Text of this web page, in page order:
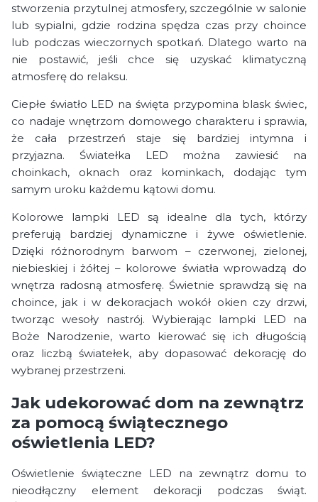
stworzenia przytulnej atmosfery, szczególnie w salonie
lub sypialni, gdzie rodzina spędza czas przy choince
lub podczas wieczornych spotkań. Dlatego warto na
nie postawić, jeśli chce się uzyskać klimatyczną
atmosferę do relaksu.
Ciepłe światło LED na święta przypomina blask świec,
co nadaje wnętrzom domowego charakteru i sprawia,
że cała przestrzeń staje się bardziej intymna i
przyjazna. Światełka LED można zawiesić na
choinkach, oknach oraz kominkach, dodając tym
samym uroku każdemu kątowi domu.
Kolorowe lampki LED są idealne dla tych, którzy
preferują bardziej dynamiczne i żywe oświetlenie.
Dzięki różnorodnym barwom – czerwonej, zielonej,
niebieskiej i żółtej – kolorowe światła wprowadzą do
wnętrza radosną atmosferę. Świetnie sprawdzą się na
choince, jak i w dekoracjach wokół okien czy drzwi,
tworząc wesoły nastrój. Wybierając lampki LED na
Boże Narodzenie, warto kierować się ich długością
oraz liczbą światełek, aby dopasować dekorację do
wybranej przestrzeni.
Jak udekorować dom na zewnątrz
za pomocą świątecznego
oświetlenia LED?
Oświetlenie świąteczne LED na zewnątrz domu to
nieodłączny element dekoracji podczas świąt.